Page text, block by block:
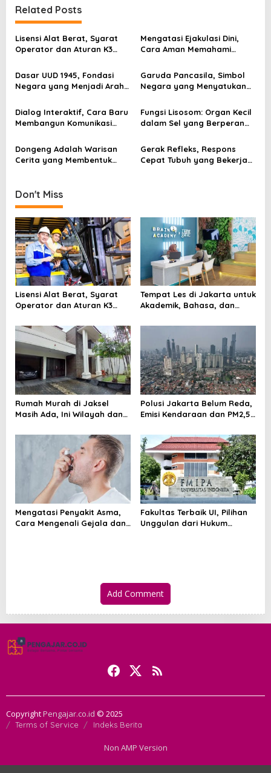
n
a
v
i
g
a
t
i
o
n
Related Posts
Lisensi Alat Berat, Syarat
Operator dan Aturan K3
Mengatasi Ejakulasi Dini,
Cara Aman Memahami
Penanganannya
Dasar UUD 1945, Fondasi
Negara yang Menjadi Arah
Garuda Pancasila, Simbol
Negara yang Menyatukan
Dialog Interaktif, Cara Baru
Membangun Komunikasi
Bermakna
Fungsi Lisosom: Organ Kecil
dalam Sel yang Berperan
Dongeng Adalah Warisan
Cerita yang Membentuk
Gerak Refleks, Respons
Cepat Tubuh yang Bekerja
Don't Miss
Lisensi Alat Berat, Syarat
Operator dan Aturan K3
Tempat Les di Jakarta untuk
Akademik, Bahasa, dan
Rumah Murah di Jaksel
Masih Ada, Ini Wilayah dan
Polusi Jakarta Belum Reda,
Emisi Kendaraan dan PM2,5
Mengatasi Penyakit Asma,
Cara Mengenali Gejala dan
Fakultas Terbaik UI, Pilihan
Unggulan dari Hukum
Add Comment
CopyrightPengajar.co.id © 2025
Terms of Service Indeks Berita
Non AMP Version